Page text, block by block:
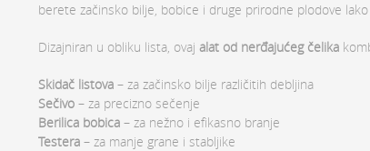
berete začinsko bilje, bobice i druge prirodne plodove
Dizajniran u obliku lista, ovaj alat od nerđajućeg čelika
Skidač listova – za začinsko bilje različitih debljina
Sečivo – za precizno sečenje
Berilica bobica – za nežno i efikasno branje
Testera – za manje grane i stabljike